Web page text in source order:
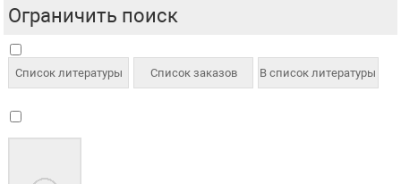
Ограничить поиск